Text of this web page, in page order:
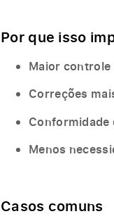
Por que isso
Maior
Correções
Conformidade
Menos
Casos comuns